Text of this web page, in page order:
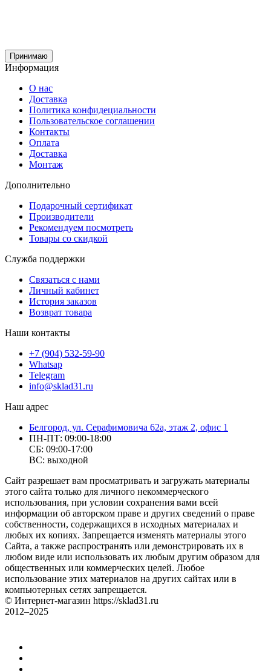
Принимаю
Информация
О нас
Доставка
Политика конфидециальности
Пользовательское соглашении
Контакты
Оплата
Доставка
Монтаж
Дополнительно
Подарочный сертификат
Производители
Рекомендуем посмотреть
Товары со скидкой
Служба поддержки
Связаться с нами
Личный кабинет
История заказов
Возврат товара
Наши контакты
+7 (904) 532-59-90
Whatsap
Telegram
info@sklad31.ru
Наш адрес
Белгород, ул. Серафимовича 62а, этаж 2, офис 1
ПН-ПТ: 09:00-18:00
СБ: 09:00-17:00
ВС: выходной
Сайт разрешает вам просматривать и загружать материалы
этого сайта только для личного некоммерческого
использования, при условии сохранения вами всей
информации об авторском праве и других сведений о праве
собственности, содержащихся в исходных материалах и
любых их копиях. Запрещается изменять материалы этого
Сайта, а также распространять или демонстрировать их в
любом виде или использовать их любым другим образом для
общественных или коммерческих целей. Любое
использование этих материалов на других сайтах или в
компьютерных сетях запрещается.
© Интернет-магазин https://sklad31.ru
2012–2025